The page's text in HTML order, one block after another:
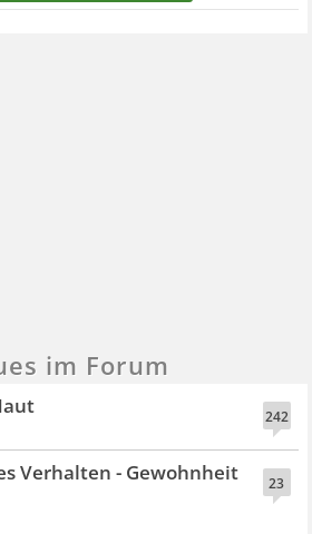
im Forum
242
23
Verhalten - Gewohnheit